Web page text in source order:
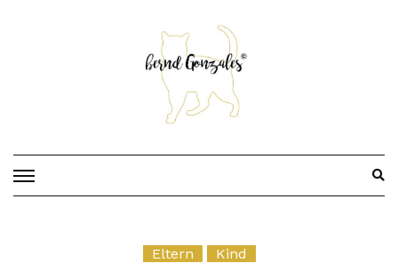
Eltern Kind